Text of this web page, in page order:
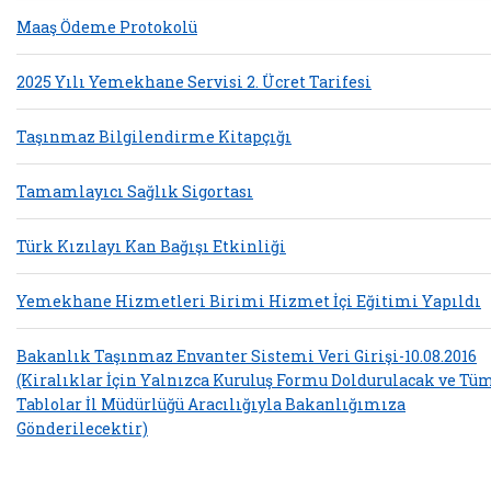
Maaş Ödeme Protokolü
2025 Yılı Yemekhane Servisi 2. Ücret Tarifesi
Taşınmaz Bilgilendirme Kitapçığı
Tamamlayıcı Sağlık Sigortası
Türk Kızılayı Kan Bağışı Etkinliği
Yemekhane Hizmetleri Birimi Hizmet İçi Eğitimi Yapıldı
Bakanlık Taşınmaz Envanter Sistemi Veri Girişi-10.08.2016
(Kiralıklar İçin Yalnızca Kuruluş Formu Doldurulacak ve
Tablolar İl Müdürlüğü Aracılığıyla Bakanlığımıza
Gönderilecektir)